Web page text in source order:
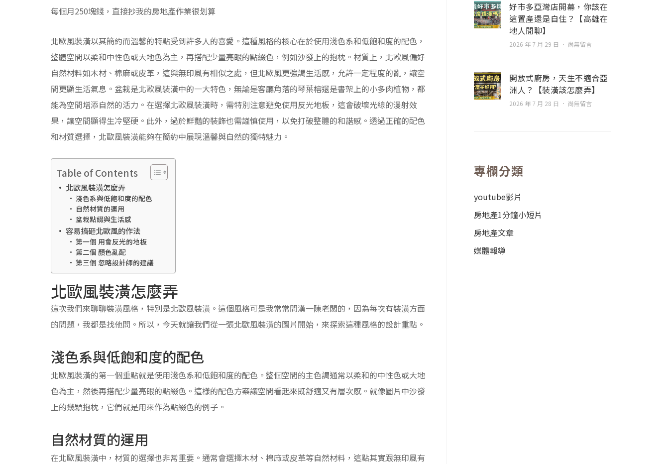
每個月250塊錢，直接抄我的房地產作業很划算
北歐風裝潢以其簡約而溫馨的特點受到許多人的喜愛。這種風格的核心在於使用淺色系和低飽和度的配色，
整體空間以柔和中性色或大地色為主，再搭配少量亮眼的點綴色，例如沙發上的抱枕。材質上，北歐風偏好
自然材料如木材、棉麻或皮革，這與無印風有相似之處，但北歐風更強調生活感，允許一定程度的亂，讓空
間更顯生活氣息。盆栽是北歐風裝潢中的一大特色，無論是客廳角落的琴葉榕還是書架上的小多肉植物，都
能為空間增添自然的活力。在選擇北歐風裝潢時，需特別注意避免使用反光地板，這會破壞光線的漫射效
果，讓空間顯得生冷堅硬。此外，過於鮮豔的裝飾也需謹慎使用，以免打破整體的和諧感。透過正確的配色
和材質選擇，北歐風裝潢能夠在簡約中展現溫馨與自然的獨特魅力。
Table of Contents
北歐風裝潢怎麼弄
淺色系與低飽和度的配色
自然材質的運用
盆栽點綴與生活感
容易搞砸北歐風的作法
第一個 用會反光的地板
第二個 顏色亂配
第三個 忽略設計師的建議
北歐風裝潢怎麼弄
這次我們來聊聊裝潢風格，特別是北歐風裝潢。這個風格可是我常常問漢一陳老闆的，因為每次有裝潢方面
的問題，我都是找他問。所以，今天就讓我們從一張北歐風裝潢的圖片開始，來探索這種風格的設計重點。
淺色系與低飽和度的配色
北歐風裝潢的第一個重點就是使用淺色系和低飽和度的配色。整個空間的主色調通常以柔和的中性色或大地
色為主，然後再搭配少量亮眼的點綴色。這樣的配色方案讓空間看起來既舒適又有層次感。就像圖片中沙發
上的幾顆抱枕，它們就是用來作為點綴色的例子。
自然材質的運用
在北歐風裝潢中，材質的選擇也非常重要。通常會選擇木材、棉麻或皮革等自然材料，這點其實跟無印風有
好市多亞灣店開幕，你該在
這置產還是自住？【高雄在
地人閒聊】
2026 年 7 月 29 日 尚無留言
開放式廚房，天生不適合亞
洲人？【裝潢該怎麼弄】
2026 年 7 月 28 日 尚無留言
專欄分類
youtube影片
房地產1分鐘小短片
房地產文章
媒體報導